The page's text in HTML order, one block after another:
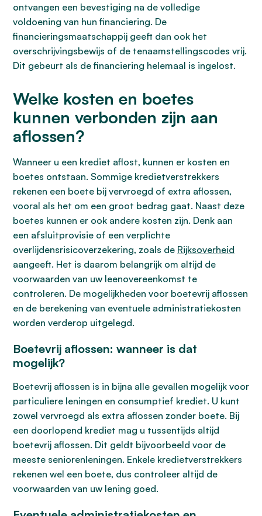
ontvangen een bevestiging na de volledige
voldoening van hun financiering. De
financieringsmaatschappij geeft dan ook het
overschrijvingsbewijs of de tenaamstellingscodes vrij.
Dit gebeurt als de financiering helemaal is ingelost.
Welke kosten en boetes
kunnen verbonden zijn aan
aflossen?
Wanneer u een krediet aflost, kunnen er kosten en
boetes ontstaan. Sommige kredietverstrekkers
rekenen een boete bij vervroegd of extra aflossen,
vooral als het om een groot bedrag gaat. Naast deze
boetes kunnen er ook andere kosten zijn. Denk aan
een afsluitprovisie of een verplichte
overlijdensrisicoverzekering, zoals de Rijksoverheid
aangeeft. Het is daarom belangrijk om altijd de
voorwaarden van uw leenovereenkomst te
controleren. De mogelijkheden voor boetevrij aflossen
en de berekening van eventuele administratiekosten
worden verderop uitgelegd.
Boetevrij aflossen: wanneer is dat
mogelijk?
Boetevrij aflossen is in bijna alle gevallen mogelijk voor
particuliere leningen en consumptief krediet. U kunt
zowel vervroegd als extra aflossen zonder boete. Bij
een doorlopend krediet mag u tussentijds altijd
boetevrij aflossen. Dit geldt bijvoorbeeld voor de
meeste seniorenleningen. Enkele kredietverstrekkers
rekenen wel een boete, dus controleer altijd de
voorwaarden van uw lening goed.